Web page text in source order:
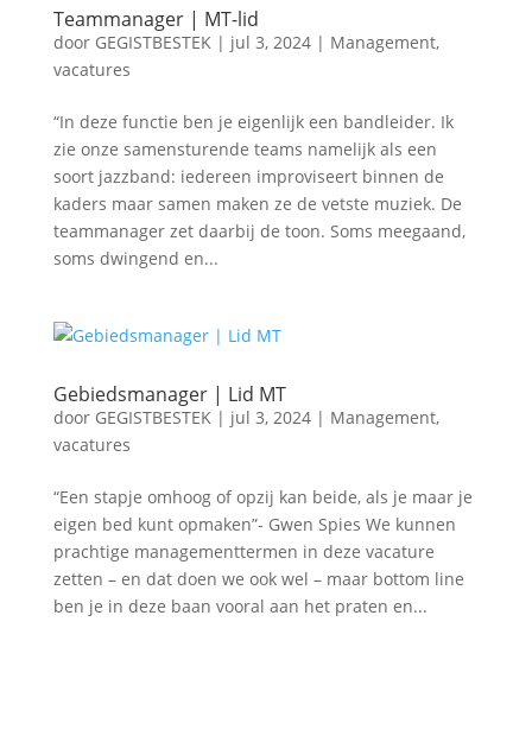
Teammanager | MT-lid
door GEGISTBESTEK| jul 3, 2024| Management,
vacatures
“In deze functie ben je eigenlijk een bandleider. Ik
zie onze samensturende teams namelijk als een
soort jazzband: iedereen improviseert binnen de
kaders maar samen maken ze de vetste muziek. De
teammanager zet daarbij de toon. Soms meegaand,
soms dwingend en...
Gebiedsmanager | Lid MT
door GEGISTBESTEK| jul 3, 2024| Management,
vacatures
“Een stapje omhoog of opzij kan beide, als je maar je
eigen bed kunt opmaken”- Gwen Spies We kunnen
prachtige managementtermen in deze vacature
zetten – en dat doen we ook wel – maar bottom line
ben je in deze baan vooral aan het praten en...